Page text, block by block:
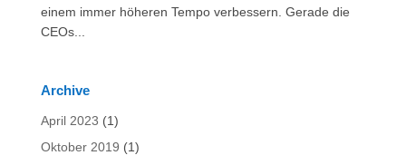
einem immer höheren Tempo verbessern. Gerade die
CEOs...
Archive
April 2023 (1)
Oktober 2019 (1)